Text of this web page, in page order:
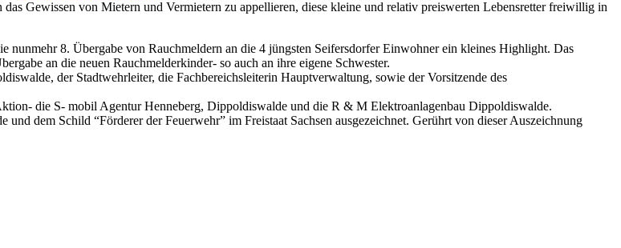
Gewissen von Mietern und Vermietern zu appellieren, diese kleine und relativ preiswerten Lebensretter freiwillig in
nunmehr 8. Übergabe von Rauchmeldern an die 4 jüngsten Seifersdorfer Einwohner ein kleines Highlight. Das
an die neuen Rauchmelderkinder- so auch an ihre eigene Schwester.
der Stadtwehrleiter, die Fachbereichsleiterin Hauptverwaltung, sowie der Vorsitzende des
die S- mobil Agentur Henneberg, Dippoldiswalde und die R & M Elektroanlagenbau Dippoldiswalde.
dem Schild “Förderer der Feuerwehr” im Freistaat Sachsen ausgezeichnet. Gerührt von dieser Auszeichnung